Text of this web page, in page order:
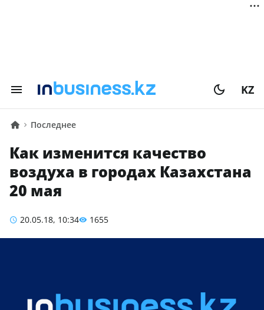
KZ
Последнее
Как изменится качество
воздуха в городах Казахстана
20 мая
20.05.18, 10:34 1655